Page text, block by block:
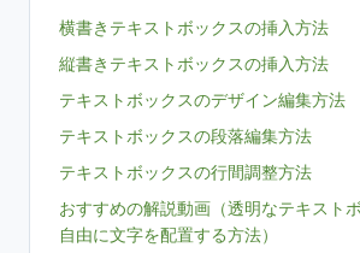
横書きテキストボックスの挿入方法
縦書きテキストボックスの挿入方法
テキストボックスのデザイン編集方法
テキストボックスの段落編集方法
テキストボックスの行間調整方法
おすすめの解説動画（透明なテキスト
自由に文字を配置する方法）